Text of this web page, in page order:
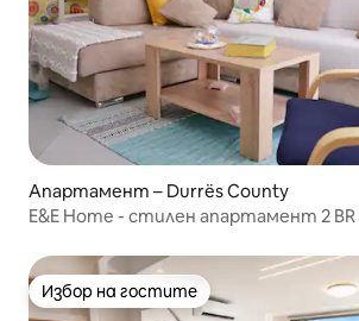
Апартамент – Durrës County
E&E Home - стилен апартамент 2 BR
Избор на гостите
Избор на гостите